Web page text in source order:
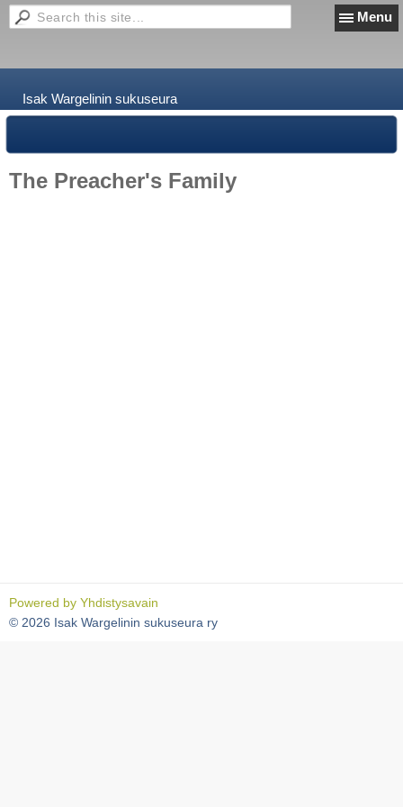
Menu
Isak Wargelinin sukuseura
The Preacher's Family
Powered by Yhdistysavain
© 2026 Isak Wargelinin sukuseura ry